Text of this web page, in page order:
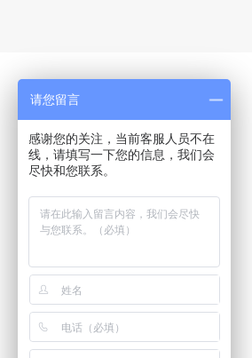
请您留言
感谢您的关注，当前客服人员不在
线，请填写一下您的信息，我们会
尽快和您联系。